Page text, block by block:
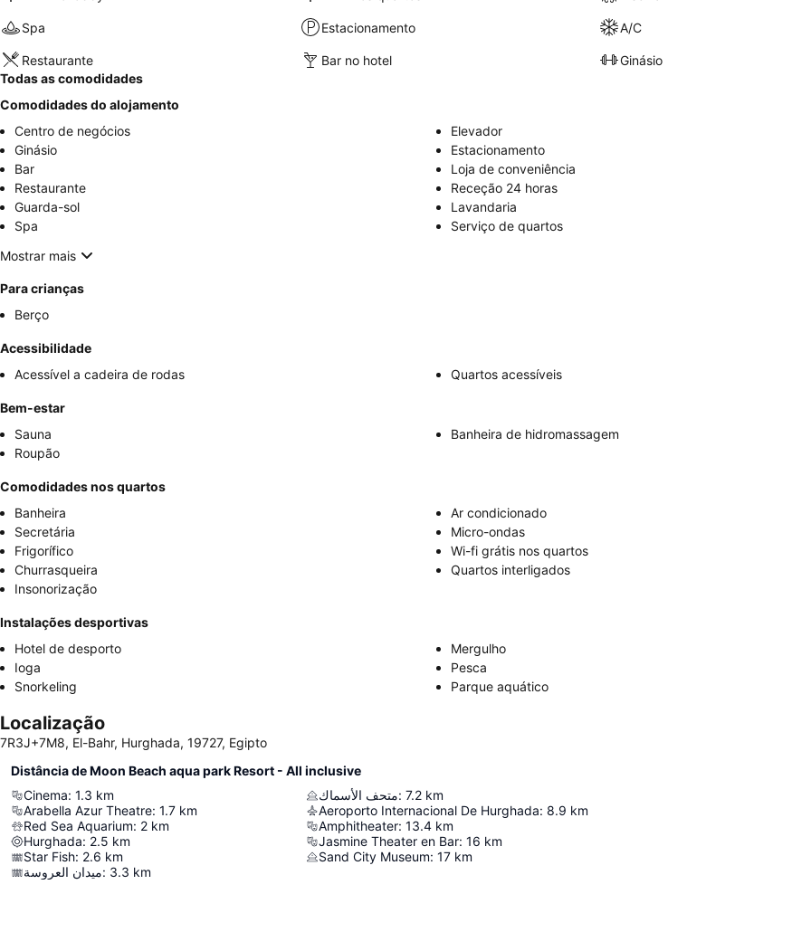
Spa Estacionamento A/C
Restaurante Bar no hotel
Ginásio
Todas as comodidades
Comodidades do alojamento
Centro de negócios
Elevador
Ginásio
Estacionamento
Bar
Loja de conveniência
Restaurante
Receção 24 horas
Guarda-sol
Lavandaria
Spa
Serviço de quartos
Mostrar mais
Para crianças
Berço
Acessibilidade
Acessível a cadeira de rodas
Quartos acessíveis
Bem-estar
Sauna
Banheira de hidromassagem
Roupão
Comodidades nos quartos
Banheira
Ar condicionado
Secretária
Micro-ondas
Frigorífico
Wi-fi grátis nos quartos
Churrasqueira
Quartos interligados
Insonorização
Instalações desportivas
Hotel de desporto
Mergulho
Ioga
Pesca
Snorkeling
Parque aquático
Localização
7R3J+7M8, El-Bahr, Hurghada, 19727, Egipto
Distância de Moon Beach aqua park Resort - All inclusive
Cinema: 1.3 km
Arabella Azur Theatre: 1.7 km
Red Sea Aquarium: 2 km
Hurghada: 2.5 km
Star Fish: 2.6 km
ميدان العروسة: 3.3 km
متحف الأسماك: 7.2 km
Aeroporto Internacional De Hurghada: 8.9 km
Amphitheater: 13.4 km
Jasmine Theater en Bar: 16 km
Sand City Museum: 17 km